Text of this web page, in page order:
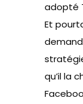
adopté
Et
qu’il la